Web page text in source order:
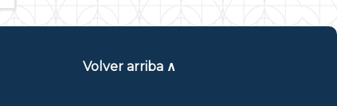
Volver arriba ∧